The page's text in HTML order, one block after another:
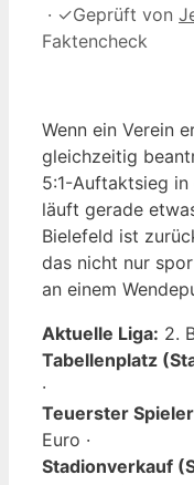
· ✓Geprüft von
Faktencheck
Wenn ein Verein
gleichzeitig
5:1-Auftaktsieg
läuft gerade
Bielefeld ist
das nicht nur
an einem
Aktuelle Liga: 2.
Tabellenplatz
·
Teuerster
Euro ·
Stadionverkauf